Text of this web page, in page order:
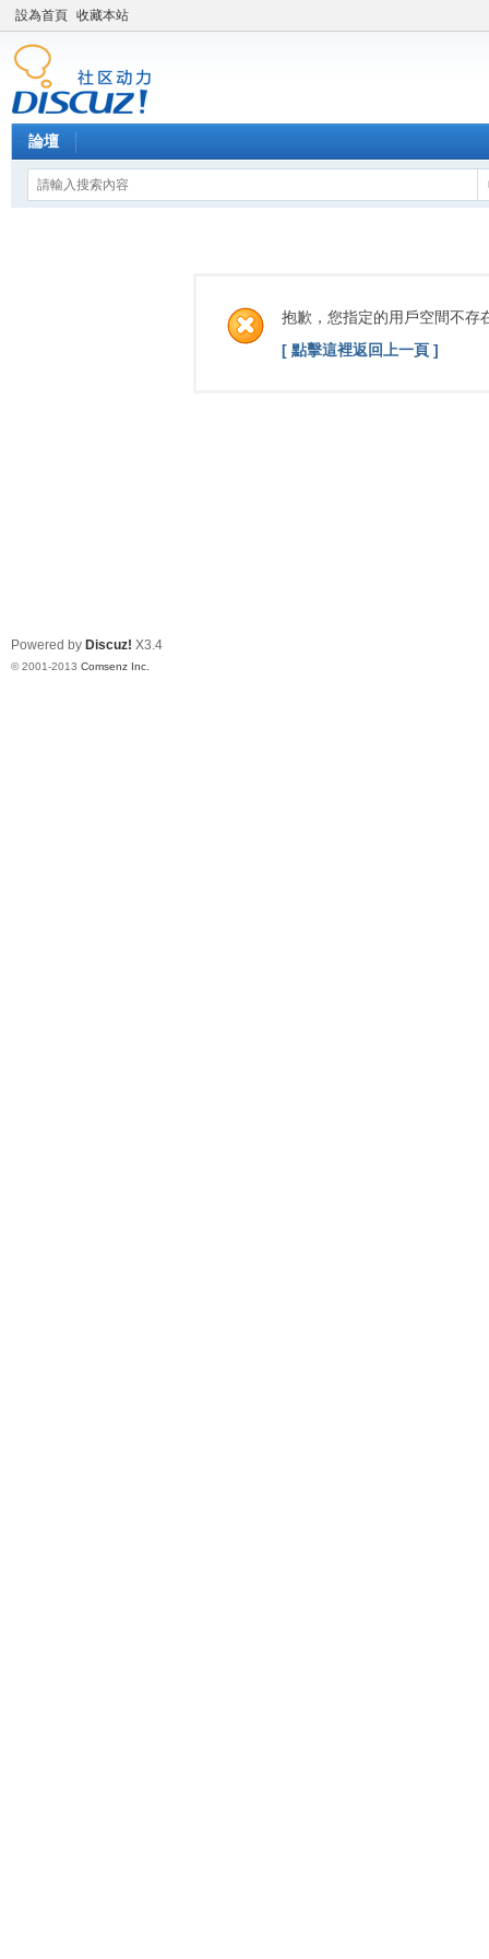
設為首頁 收藏本站
論壇
抱歉，您指定的用戶空間不存
[ 點擊這裡返回上一頁 ]
Powered by Discuz! X3.4
© 2001-2013 Comsenz Inc.